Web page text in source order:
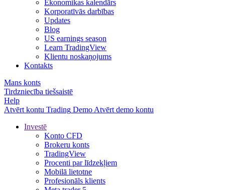
Ekonomikas kalendārs
Korporatīvās darbības
Updates
Blog
US earnings season
Learn TradingView
Klientu noskaņojums
Kontakts
Mans konts
Tirdzniecība tiešsaistē
Help
Atvērt kontu Trading Demo Atvērt demo kontu
Investē
Konto CFD
Brokeru konts
TradingView
Procenti par līdzekļiem
Mobilā lietotne
Profesionāls klients